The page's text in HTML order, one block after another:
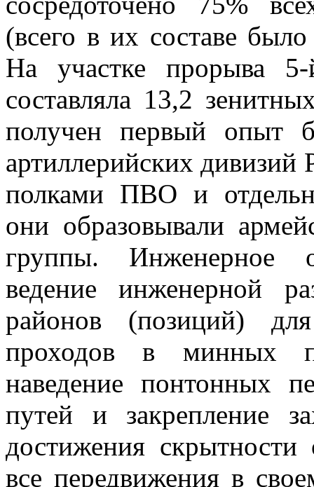
(всего в их составе
На участке прорыва
составляла 13,2
получен первый опыт
артиллерийских
полками ПВО и
они образовывали
группы. Инженерное
ведение инженерной
районов (позиций)
проходов в минных
наведение понтонных
путей и закрепление
достижения скрытности
все передвижения в